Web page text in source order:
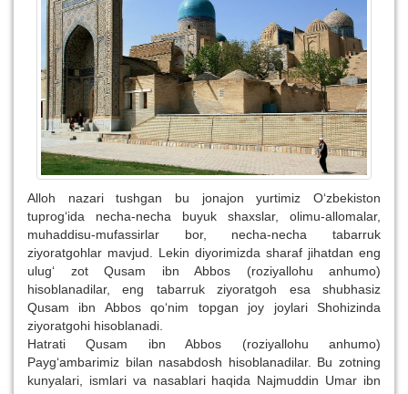
Alloh nazari tushgan bu jonajon yurtimiz O‘zbekiston
tuprog‘ida necha-necha buyuk shaxslar, olimu-allomalar,
muhaddisu-mufassirlar bor, necha-necha tabarruk
ziyoratgohlar mavjud. Lekin diyorimizda sharaf jihatdan eng
ulug‘ zot Qusam ibn Abbos (roziyallohu anhumo)
hisoblanadilar, eng tabarruk ziyoratgoh esa shubhasiz
Qusam ibn Abbos qo‘nim topgan joy joylari Shohizinda
ziyoratgohi hisoblanadi.
Hatrati Qusam ibn Abbos (roziyallohu anhumo)
Payg‘ambarimiz bilan nasabdosh hisoblanadilar. Bu zotning
kunyalari, ismlari va nasablari haqida Najmuddin Umar ibn